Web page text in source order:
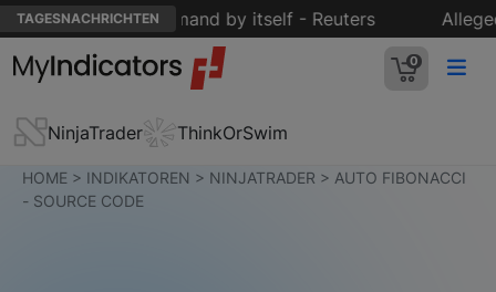
TAGESNACHRICHTEN
crude oil demand by itself - Reuters
0
NinjaTrader ThinkOrSwim
HOME > INDIKATOREN > NINJATRADER > AUTO FIBONACCI
- SOURCE CODE